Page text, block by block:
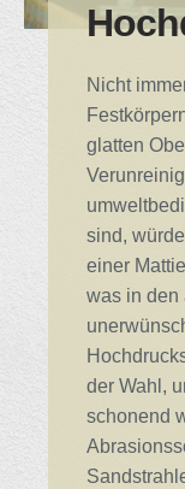
Nicht
glatten
sind,
einer
was in den
der Wahl,
schonend